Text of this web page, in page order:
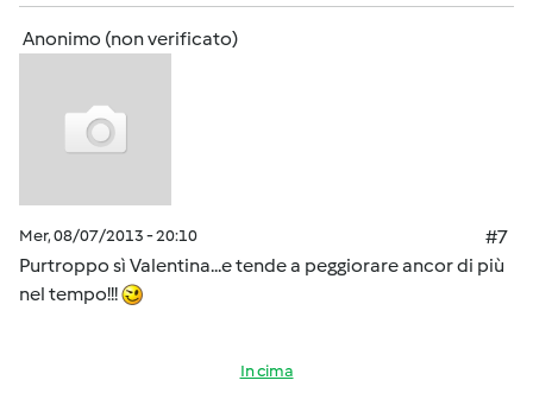
Anonimo (non verificato)
Mer, 08/07/2013 - 20:10
#7
Purtroppo sì Valentina...e tende a peggiorare ancor di più
nel tempo!!!
In cima